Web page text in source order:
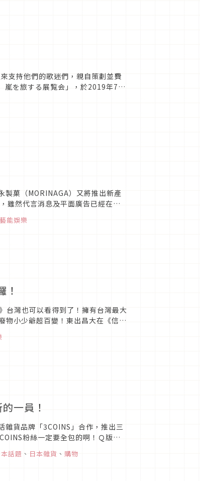
支持他們的歌迷們，親自策劃並費
を旅する展覧会」，於2019年7月
菓（MORINAGA）又將推出新產
雖然代言消息及平面廣告已經在官
在全日本...
藝能娛樂
！
台灣也可以看得到了！擁有台灣最大
物小少爺超百變！東出昌大在《信用
一員！
雜貨品牌「3COINS」合作，推出三
粉絲一定要全包的啊！Ｑ版造
話題 、 日本雜貨 、 購物